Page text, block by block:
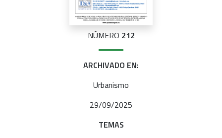
NÚMERO 212
ARCHIVADO EN:
Urbanismo
29/09/2025
TEMAS